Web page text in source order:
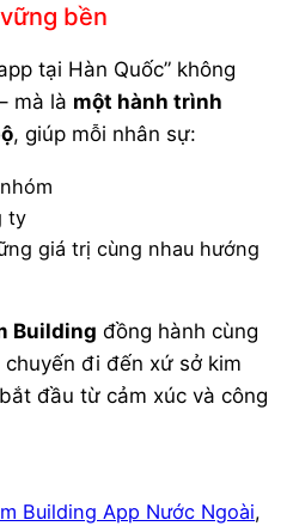
bền
tại Hàn Quốc” không
mà là một hành trình
, giúp mỗi nhân sự:
ty
giá trị cùng nhau hướng
Building đồng hành cùng
đi đến xứ sở kim
đầu từ cảm xúc và công
Building App Nước Ngoài